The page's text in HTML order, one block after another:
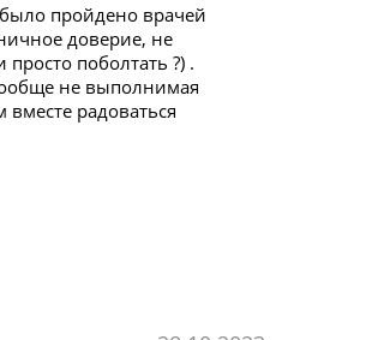
пройдено врачей
доверие, не
поболтать ?) .
не выполнимая
радоваться